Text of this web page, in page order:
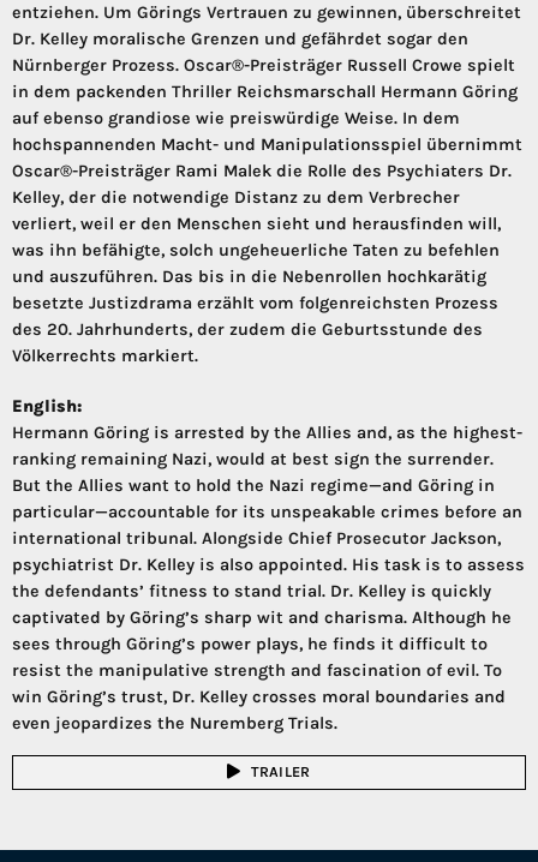
entziehen. Um Görings Vertrauen zu gewinnen, überschreitet
Dr. Kelley moralische Grenzen und gefährdet sogar den
Nürnberger Prozess. Oscar®-Preisträger Russell Crowe spielt
in dem packenden Thriller Reichsmarschall Hermann Göring
auf ebenso grandiose wie preiswürdige Weise. In dem
hochspannenden Macht- und Manipulationsspiel übernimmt
Oscar®-Preisträger Rami Malek die Rolle des Psychiaters Dr.
Kelley, der die notwendige Distanz zu dem Verbrecher
verliert, weil er den Menschen sieht und herausfinden will,
was ihn befähigte, solch ungeheuerliche Taten zu befehlen
und auszuführen. Das bis in die Nebenrollen hochkarätig
besetzte Justizdrama erzählt vom folgenreichsten Prozess
des 20. Jahrhunderts, der zudem die Geburtsstunde des
Völkerrechts markiert.
English:
Hermann Göring is arrested by the Allies and, as the highest-
ranking remaining Nazi, would at best sign the surrender.
But the Allies want to hold the Nazi regime—and Göring in
particular—accountable for its unspeakable crimes before an
international tribunal. Alongside Chief Prosecutor Jackson,
psychiatrist Dr. Kelley is also appointed. His task is to assess
the defendants’ fitness to stand trial. Dr. Kelley is quickly
captivated by Göring’s sharp wit and charisma. Although he
sees through Göring’s power plays, he finds it difficult to
resist the manipulative strength and fascination of evil. To
win Göring’s trust, Dr. Kelley crosses moral boundaries and
even jeopardizes the Nuremberg Trials.
TRAILER